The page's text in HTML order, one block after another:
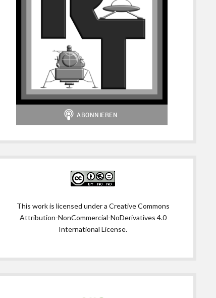
This work is licensed under a Creative Commons
Attribution-NonCommercial-NoDerivatives 4.0
International License.